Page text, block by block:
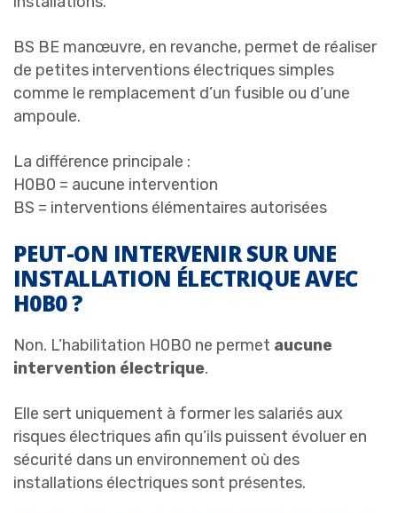
BS BE manœuvre, en revanche, permet de réaliser
de petites interventions électriques simples
comme le remplacement d’un fusible ou d’une
ampoule.
La différence principale :
H0B0 = aucune intervention
BS = interventions élémentaires autorisées
PEUT-ON INTERVENIR SUR UNE
INSTALLATION ÉLECTRIQUE AVEC
H0B0 ?
Non. L’habilitation H0B0 ne permet aucune
intervention électrique.
Elle sert uniquement à former les salariés aux
risques électriques afin qu’ils puissent évoluer en
sécurité dans un environnement où des
installations électriques sont présentes.